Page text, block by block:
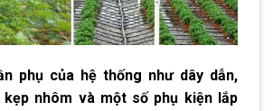
phụ của hệ thống như dây dẫn,
nhôm và một số phụ kiện lắp